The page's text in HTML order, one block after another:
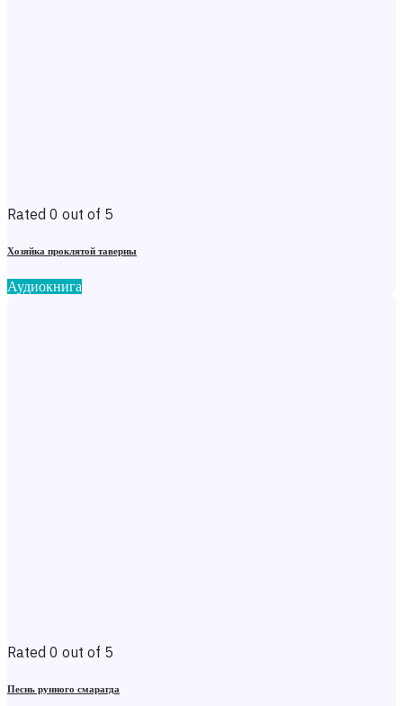
Rated 0 out of 5
Хозяйка проклятой таверны
Аудиокнига
Rated 0 out of 5
Песнь рунного смарагда